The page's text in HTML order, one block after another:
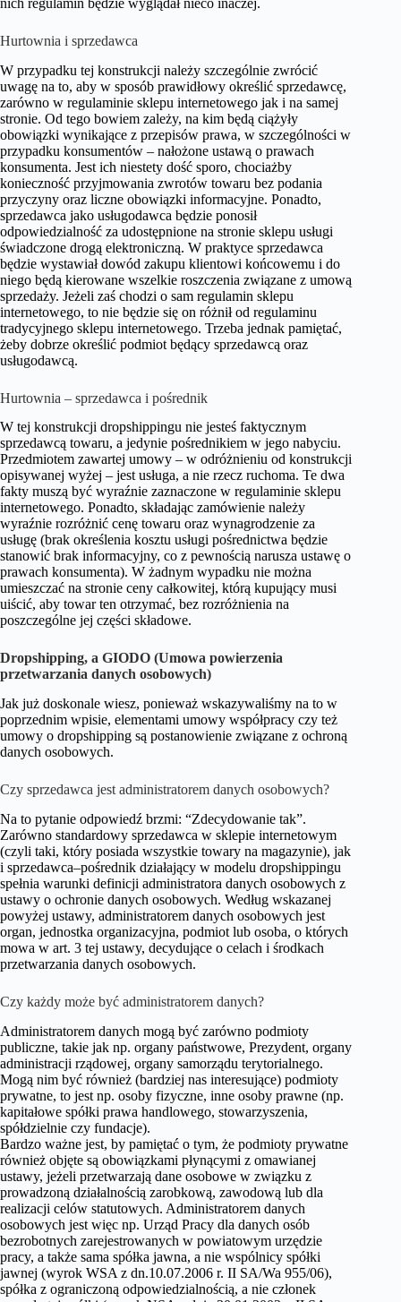
Hurtownia i sprzedawca
W przypadku tej konstrukcji należy szczególnie zwrócić
uwagę na to, aby w sposób prawidłowy określić sprzedawcę,
zarówno w regulaminie sklepu internetowego jak i na samej
stronie. Od tego bowiem zależy, na kim będą ciążyły
obowiązki wynikające z przepisów prawa, w szczególności w
przypadku konsumentów – nałożone ustawą o prawach
konsumenta. Jest ich niestety dość sporo, chociażby
konieczność przyjmowania zwrotów towaru bez podania
przyczyny oraz liczne obowiązki informacyjne. Ponadto,
sprzedawca jako usługodawca będzie ponosił
odpowiedzialność za udostępnione na stronie sklepu usługi
świadczone drogą elektroniczną. W praktyce sprzedawca
będzie wystawiał dowód zakupu klientowi końcowemu i do
niego będą kierowane wszelkie roszczenia związane z umową
sprzedaży. Jeżeli zaś chodzi o sam regulamin sklepu
internetowego, to nie będzie się on różnił od regulaminu
tradycyjnego sklepu internetowego. Trzeba jednak pamiętać,
żeby dobrze określić podmiot będący sprzedawcą oraz
usługodawcą.
Hurtownia – sprzedawca i pośrednik
W tej konstrukcji dropshippingu nie jesteś faktycznym
sprzedawcą towaru, a jedynie pośrednikiem w jego nabyciu.
Przedmiotem zawartej umowy – w odróżnieniu od konstrukcji
opisywanej wyżej – jest usługa, a nie rzecz ruchoma. Te dwa
fakty muszą być wyraźnie zaznaczone w regulaminie sklepu
internetowego. Ponadto, składając zamówienie należy
wyraźnie rozróżnić cenę towaru oraz wynagrodzenie za
usługę (brak określenia kosztu usługi pośrednictwa będzie
stanowić brak informacyjny, co z pewnością narusza ustawę o
prawach konsumenta). W żadnym wypadku nie można
umieszczać na stronie ceny całkowitej, którą kupujący musi
uiścić, aby towar ten otrzymać, bez rozróżnienia na
poszczególne jej części składowe.
Dropshipping, a GIODO (Umowa powierzenia
przetwarzania danych osobowych)
Jak już doskonale wiesz, ponieważ wskazywaliśmy na to w
poprzednim wpisie, elementami umowy współpracy czy też
umowy o dropshipping są postanowienie związane z ochroną
danych osobowych.
Czy sprzedawca jest administratorem danych osobowych?
Na to pytanie odpowiedź brzmi: “Zdecydowanie tak”.
Zarówno standardowy sprzedawca w sklepie internetowym
(czyli taki, który posiada wszystkie towary na magazynie), jak
i sprzedawca–pośrednik działający w modelu dropshippingu
spełnia warunki definicji administratora danych osobowych z
ustawy o ochronie danych osobowych. Według wskazanej
powyżej ustawy, administratorem danych osobowych jest
organ, jednostka organizacyjna, podmiot lub osoba, o których
mowa w art. 3 tej ustawy, decydujące o celach i środkach
przetwarzania danych osobowych.
Czy każdy może być administratorem danych?
Administratorem danych mogą być zarówno podmioty
publiczne, takie jak np. organy państwowe, Prezydent, organy
administracji rządowej, organy samorządu terytorialnego.
Mogą nim być również (bardziej nas interesujące) podmioty
prywatne, to jest np. osoby fizyczne, inne osoby prawne (np.
kapitałowe spółki prawa handlowego, stowarzyszenia,
spółdzielnie czy fundacje).
Bardzo ważne jest, by pamiętać o tym, że podmioty prywatne
również objęte są obowiązkami płynącymi z omawianej
ustawy, jeżeli przetwarzają dane osobowe w związku z
prowadzoną działalnością zarobkową, zawodową lub dla
realizacji celów statutowych. Administratorem danych
osobowych jest więc np. Urząd Pracy dla danych osób
bezrobotnych zarejestrowanych w powiatowym urzędzie
pracy, a także sama spółka jawna, a nie wspólnicy spółki
jawnej (wyrok WSA z dn.10.07.2006 r. II SA/Wa 955/06),
spółka z ograniczoną odpowiedzialnością, a nie członek